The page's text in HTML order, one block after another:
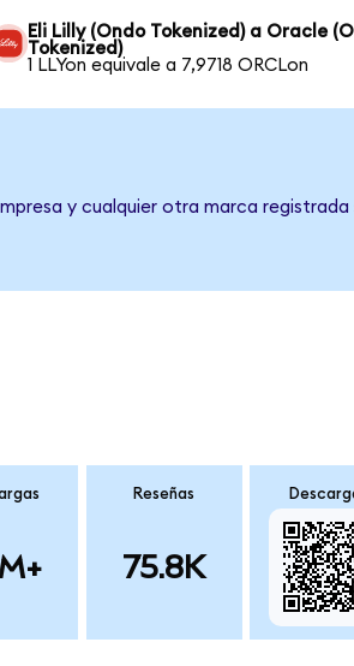
Eli Lilly (Ondo Tokenized) a Oracle
Tokenized)
1 LLYon equivale a 7,9718 ORCLon
y cualquier otra marca registrada
Reseñas
75.8K